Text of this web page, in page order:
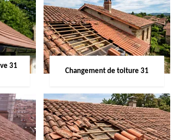
31
Changement de toiture 31